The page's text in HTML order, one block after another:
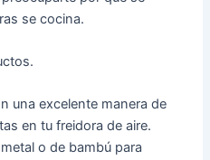
se cocina.
una excelente manera de
en tu freidora de aire.
o de bambú para